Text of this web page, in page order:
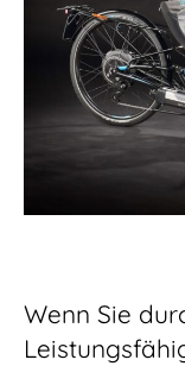
Wenn Sie